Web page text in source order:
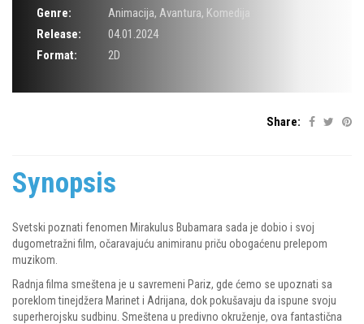
Genre:
Animacija, Avantura, Komedija
Release:
04.01.2024
Format:
2D
Share:
Synopsis
Svetski poznati fenomen Mirakulus Bubamara sada je dobio i svoj
dugometražni film, očaravajuću animiranu priču obogaćenu prelepom
muzikom.
Radnja filma smeštena je u savremeni Pariz, gde ćemo se upoznati sa
poreklom tinejdžera Marinet i Adrijana, dok pokušavaju da ispune svoju
superherojsku sudbinu. Smeštena u predivno okruženje, ova fantastična